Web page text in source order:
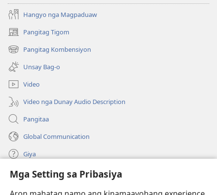
Mga Setting sa Pribasiya
Hangyo nga Magpaduaw
Pangitag Tigom
(mo-
open
ug
bag-
ong
window)
Pangitag Kombensiyon
(mo-
open
ug
bag-
ong
window)
Unsay Bag-o
Video
Video nga Dunay Audio Description
Pangitaa
Global Communication
Giya
Donasyon
(mo-
open